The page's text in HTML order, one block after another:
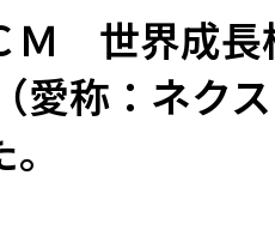
Ｍ 世界成長
愛称：ネク